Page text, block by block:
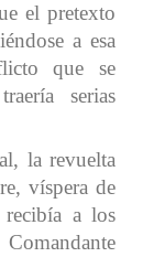
el pretexto
a esa
que se
serias
la revuelta
víspera de
recibía a los